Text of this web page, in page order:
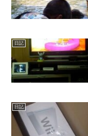
日記
日記